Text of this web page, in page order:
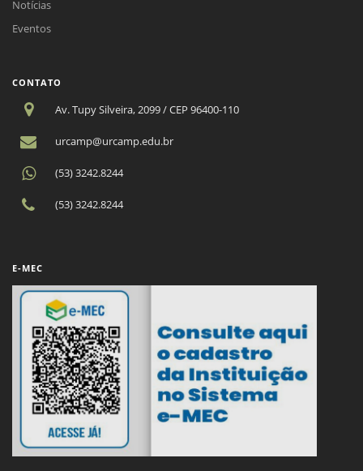
Notícias
Eventos
CONTATO
Av. Tupy Silveira, 2099 / CEP 96400-110
urcamp@urcamp.edu.br
(53) 3242.8244
(53) 3242.8244
E-MEC